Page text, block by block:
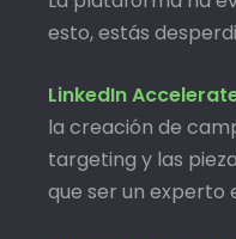
esto, estás
LinkedIn
la creación de
targeting y las
que ser un experto